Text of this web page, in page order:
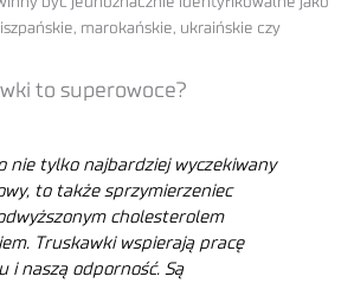
marokańskie, ukraińskie czy
to superowoce?
nie tylko najbardziej wyczekiwany
to także sprzymierzeniec
cholesterolem
Truskawki wspierają pracę
i naszą odporność. Są